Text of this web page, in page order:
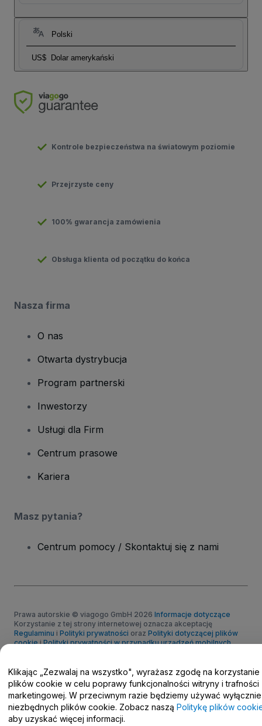
Polski
US$ Dolar amerykański
Kontrole bezpieczeństwa na światowym poziomie
Przejrzyste ceny
100% gwarancja zamówienia
Obsługa klienta od początku do końca
Nasza firma
O nas
Otwarta dystrybucja
Program partnerski
Inwestorzy
Usługi dla Firm
Centrum prasowe
Kariera
Masz pytania?
Centrum pomocy / Skontaktuj się z nami
Prawa autorskie © viagogo GmbH 2026 Informacje dotyczące
Korzystanie z tej strony internetowej oznacza akceptację
Regulaminu i Polityki prywatności oraz Polityki dotyczącej plików
cookieiPolityki prywatności w przypadku urządzeń mobilnych
Klikając „Zezwalaj na wszystko", wyrażasz zgodę na korzystanie
plików cookie w celu poprawy funkcjonalności witryny i trafności
marketingowej. W przeciwnym razie będziemy używać wyłącznie
niezbędnych plików cookie. Zobacz naszą Politykę plików
aby uzyskać więcej informacji.